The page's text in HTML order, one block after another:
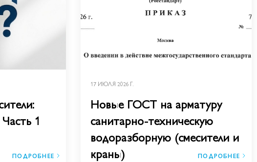
1
ПОДРОБНЕЕ
17 ИЮЛЯ 2026 Г.
Новые ГОСТ на арматуру
санитарно-техническую
водоразборную (смесители и
краны)
ПОДРОБНЕЕ